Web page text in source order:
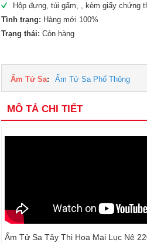
Hộp đựng, túi gấm, , kèm giấy chứng
Tình trạng: Hàng mới 100%
Trạng thái:Còn hàng
Ấm Tử Sa: Ấm Tử Sa Phổ Thông
MÔ TẢ CHI TIẾT
Ấm Tử Sa Tây Thi Hoa Mai Lục Nê